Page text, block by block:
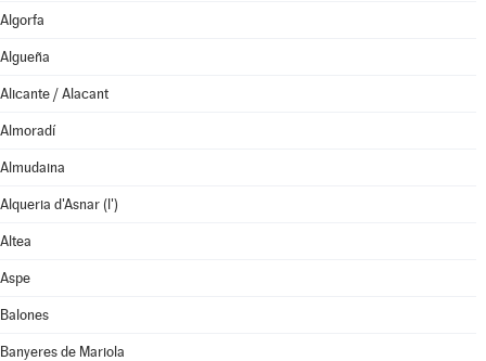
Algorfa
Algueña
Alicante / Alacant
Almoradí
Almudaina
Alqueria d'Asnar (l')
Altea
Aspe
Balones
Banyeres de Mariola